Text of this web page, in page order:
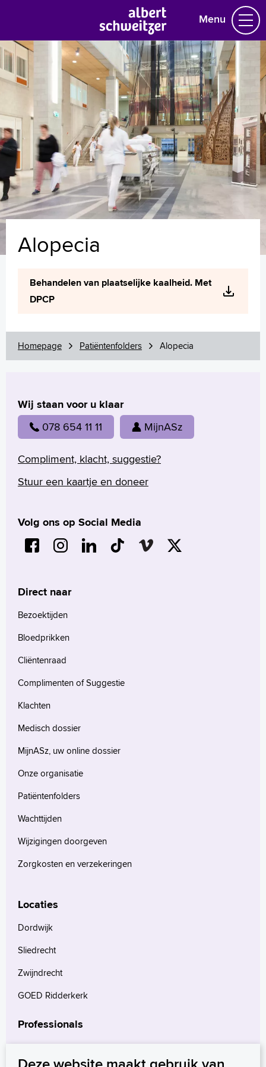
Menu
Homepage
Praktische informatie
Specialismen
Werken en leren
Medewerkers
Contact
MijnASz
Zoeken
Polski
Türkçe
Arabisch
Alopecia
Behandelen van plaatselijke kaalheid. Met
DPCP
Homepage Patiëntenfolders Alopecia
Wij staan voor u klaar
078 654 11 11 MijnASz
Compliment, klacht, suggestie?
Stuur een kaartje en doneer
Volg ons op Social Media
Direct naar
Bezoektijden
Bloedprikken
Cliëntenraad
Complimenten of Suggestie
Klachten
Medisch dossier
MijnASz, uw online dossier
Onze organisatie
Patiëntenfolders
Wachttijden
Wijzigingen doorgeven
Zorgkosten en verzekeringen
Locaties
Dordwijk
Sliedrecht
Zwijndrecht
GOED Ridderkerk
Professionals
Verwijzers